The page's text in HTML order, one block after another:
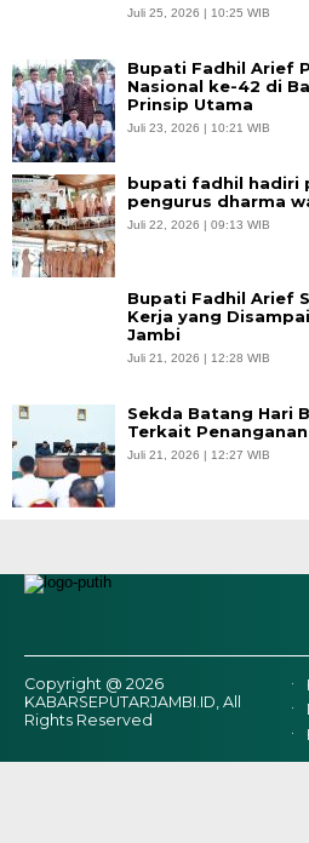
Juli 25, 2026 | 10:25 WIB
Bupati Fadhil Arief
Nasional ke-42 di
Prinsip Utama
Juli 23, 2026 | 10:21 WIB
bupati fadhil hadiri
pengurus dharma
Juli 22, 2026 | 09:13 WIB
Bupati Fadhil Arief
Kerja yang
Jambi
Juli 21, 2026 | 12:28 WIB
Sekda Batang Hari
Terkait
Juli 21, 2026 | 12:27 WIB
Copyright @ 2026
KABARSEPUTARJAMBI.ID, All
Rights Reserved